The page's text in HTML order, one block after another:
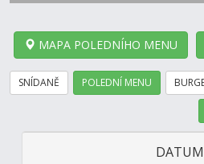
MAPA POLEDNÍHO MENU
SNÍDANĚ POLEDNÍ MENU
DATUM